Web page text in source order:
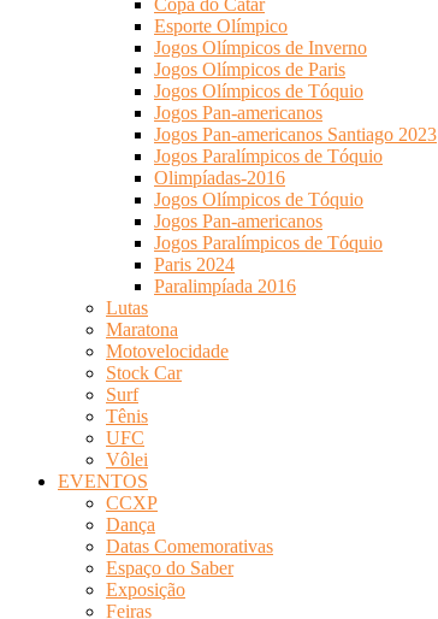
Copa do Catar
Esporte Olímpico
Jogos Olímpicos de Inverno
Jogos Olímpicos de Paris
Jogos Olímpicos de Tóquio
Jogos Pan-americanos
Jogos Pan-americanos Santiago 2023
Jogos Paralímpicos de Tóquio
Olimpíadas-2016
Jogos Olímpicos de Tóquio
Jogos Pan-americanos
Jogos Paralímpicos de Tóquio
Paris 2024
Paralimpíada 2016
Lutas
Maratona
Motovelocidade
Stock Car
Surf
Tênis
UFC
Vôlei
EVENTOS
CCXP
Dança
Datas Comemorativas
Espaço do Saber
Exposição
Feiras